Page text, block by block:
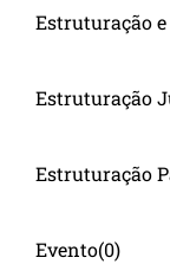
Estruturação
Estruturação
Estruturação
Evento(0)